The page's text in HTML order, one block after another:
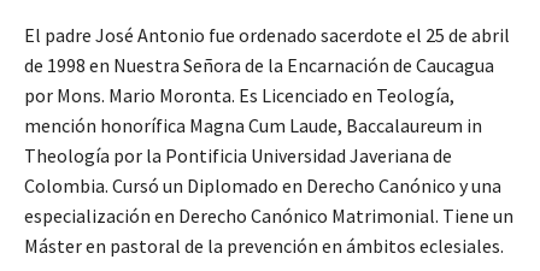
El padre José Antonio fue ordenado sacerdote el 25 de abril
de 1998 en Nuestra Señora de la Encarnación de Caucagua
por Mons. Mario Moronta. Es Licenciado en Teología,
mención honorífica Magna Cum Laude, Baccalaureum in
Theología por la Pontificia Universidad Javeriana de
Colombia. Cursó un Diplomado en Derecho Canónico y una
especialización en Derecho Canónico Matrimonial. Tiene un
Máster en pastoral de la prevención en ámbitos eclesiales.